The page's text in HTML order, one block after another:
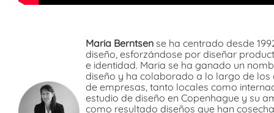
Maria Berntsen se ha centrado desde
diseño, esforzándose por diseñar
e identidad. Maria se ha ganado un
diseño y ha colaborado a lo largo de
de empresas, tanto locales como
estudio de diseño en Copenhague y su
como resultado diseños que han